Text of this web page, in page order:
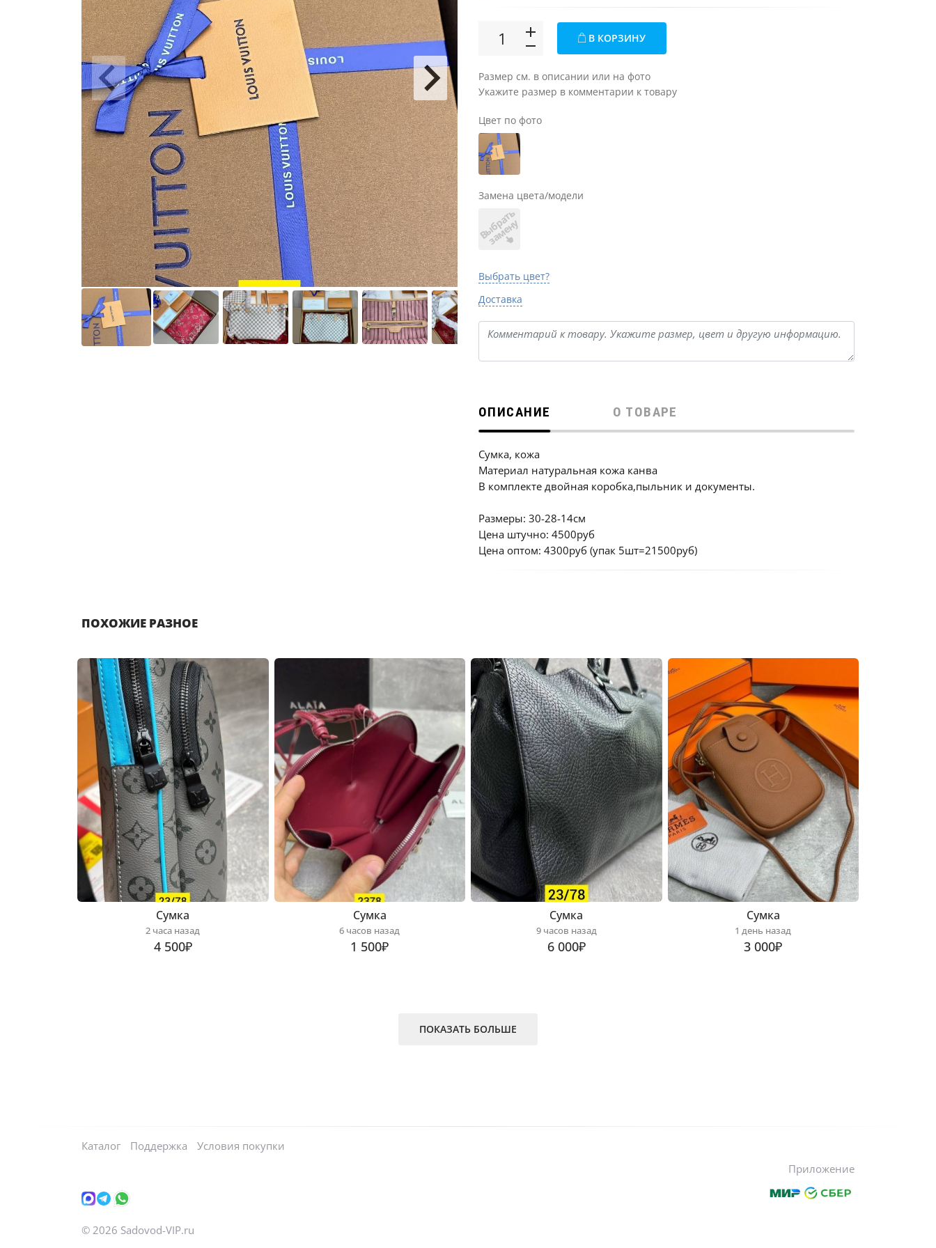
В КОРЗИНУ
Размер см. в описании или на фото
Укажите размер в комментарии к товару
Цвет по фото
Замена цвета/модели
В
ы
б
р
а
т
ь
з
а
м
е
н
у
Выбрать цвет?
Доставка
ОПИСАНИЕ О ТОВАРЕ
Сумка, кожа
Материал натуральная кожа канва
В комплекте двойная коробка,пыльник и документы.
Размеры: 30-28-14см
Цена штучно: 4500руб
Цена оптом: 4300руб (упак 5шт=21500руб)
ПОХОЖИЕ РАЗНОЕ
Сумка
2 часа назад
4 500₽
Сумка
6 часов назад
1 500₽
Сумка
9 часов назад
6 000₽
Сумка
1 день назад
3 000₽
ПОКАЗАТЬ БОЛЬШЕ
Каталог Поддержка
Условия покупки
Приложение
© 2026 Sadovod-VIP.ru